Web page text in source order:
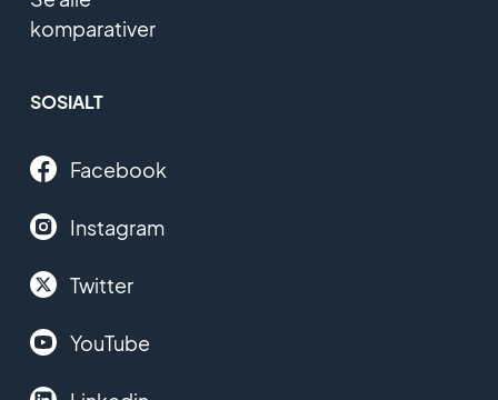
komparativer
SOSIALT
Facebook
Instagram
Twitter
YouTube